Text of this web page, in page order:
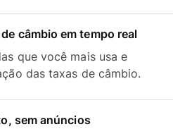
câmbio em tempo real
que você mais usa e
das taxas de câmbio.
sem anúncios